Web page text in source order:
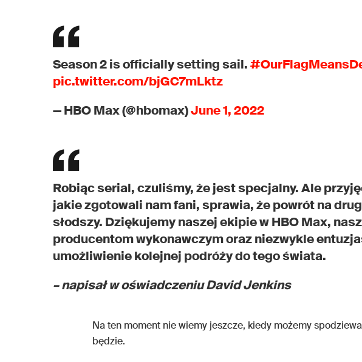
Season 2 is officially setting sail.
pic.twitter.com/bjGC7mLktz
— HBO Max (@hbomax)June 1, 2022
Robiąc serial, czuliśmy, że jest specjalny. Ale
jakie zgotowali nam fani, sprawia, że powrót na
słodszy. Dziękujemy naszej ekipie w HBO Max,
producentom wykonawczym oraz niezwykle
umożliwienie kolejnej podróży do tego świata.
– napisał w oświadczeniu David Jenkins
Na ten moment nie wiemy jeszcze, kiedy możemy
będzie.